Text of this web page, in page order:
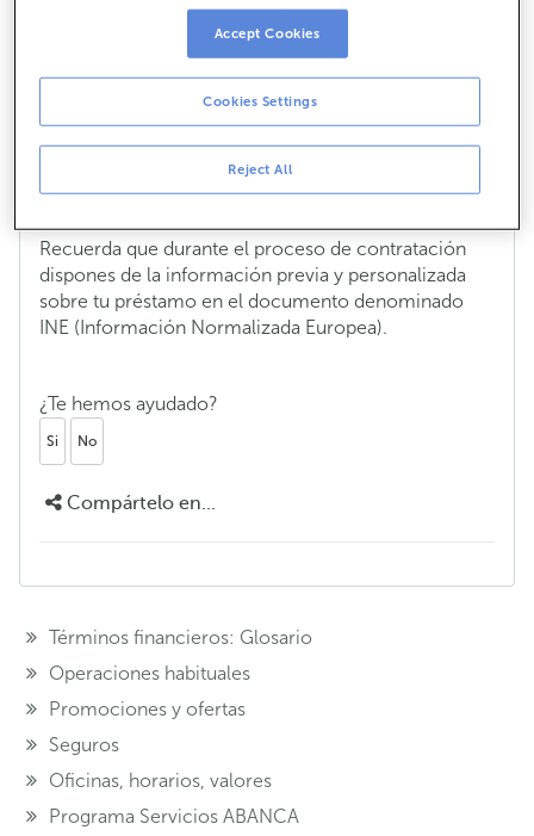
ambas partes cumplirán con sus obligaciones en las
condiciones y en los plazos acordados en el
En ese cálculo, así como en el del coste total del
préstamo, se tienen en consideración el importe
solicitado, el tipo de interés indicado, la duración del
préstamo elegida y la comisión de apertura.
Recuerda que durante el proceso de contratación
dispones de la información previa y personalizada
sobre tu préstamo en el documento denominado
INE (Información Normalizada Europea).
¿Te hemos ayudado?
Si No
Compártelo en...
Términos financieros: Glosario
Operaciones habituales
Promociones y ofertas
Seguros
Oficinas, horarios, valores
Programa Servicios ABANCA
Reject All
Cookies Settings
Accept Cookies